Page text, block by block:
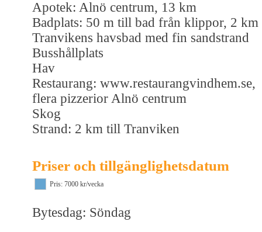
Apotek: Alnö centrum, 13 km
Badplats: 50 m till bad från klippor, 2 km
Tranvikens havsbad med fin sandstrand
Busshållplats
Hav
Restaurang: www.restaurangvindhem.se,
flera pizzerior Alnö centrum
Skog
Strand: 2 km till Tranviken
Priser och tillgänglighetsdatum
Pris: 7000 kr/vecka
Bytesdag: Söndag